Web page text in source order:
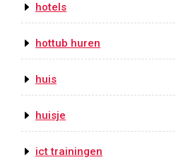
hotels
hottub huren
huis
huisje
ict trainingen